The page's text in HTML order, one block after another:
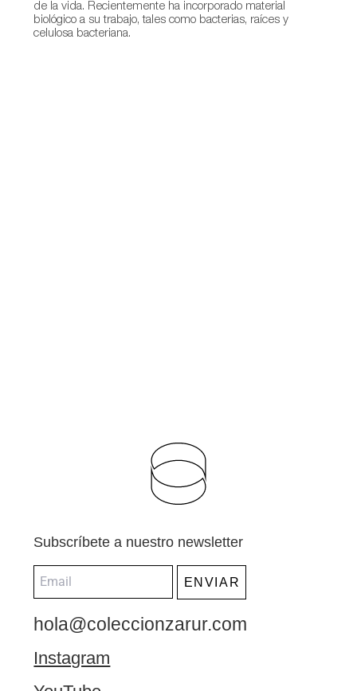
de la vida. Recientemente ha incorporado material
biológico a su trabajo, tales como bacterias, raíces y
celulosa bacteriana.
Subscríbete a nuestro newsletter
ENVIAR
hola@coleccionzarur.com
Instagram